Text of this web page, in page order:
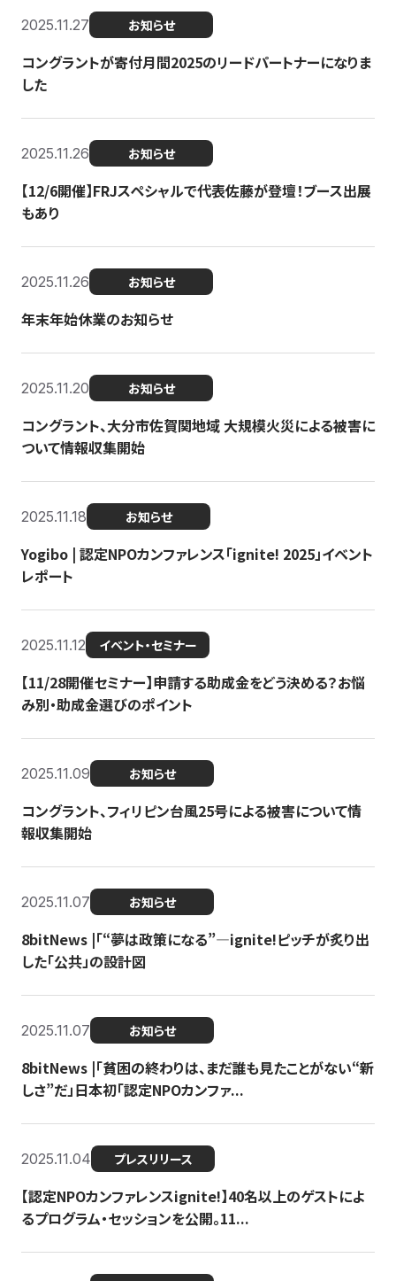
2025.11.27 お知らせ
コングラントが寄付月間2025のリードパートナーになりま
した
2025.11.26 お知らせ
【12/6開催】FRJスペシャルで代表佐藤が登壇！ブース出展
もあり
2025.11.26 お知らせ
年末年始休業のお知らせ
2025.11.20 お知らせ
コングラント、大分市佐賀関地域 大規模火災による被害に
ついて情報収集開始
2025.11.18 お知らせ
Yogibo | 認定NPOカンファレンス「ignite! 2025」イベント
レポート
2025.11.12 イベント・セミナー
【11/28開催セミナー】申請する助成金をどう決める？お悩
み別・助成金選びのポイント
2025.11.09 お知らせ
コングラント、フィリピン台風25号による被害について情
報収集開始
2025.11.07 お知らせ
8bitNews |「“夢は政策になる”—ignite!ピッチが炙り出
した「公共」の設計図
2025.11.07 お知らせ
8bitNews |「貧困の終わりは、まだ誰も見たことがない“新
しさ”だ」日本初「認定NPOカンファ...
2025.11.04 プレスリリース
【認定NPOカンファレンスignite!】40名以上のゲストによ
るプログラム・セッションを公開。11...